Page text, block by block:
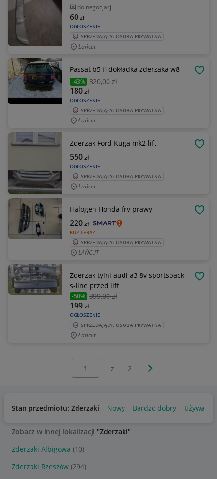
do negocjacji
OGŁOSZENIE
60zł
SPRZEDAJĄCY: OSOBA PRYWATNA
Łańcut
Passat b5 fl dokładka zderzaka w8
-43% 320,00 zł
OGŁOSZENIE
180zł
SPRZEDAJĄCY: OSOBA PRYWATNA
Łańcut
Zderzak Ford Kuga mk2 lift
OGŁOSZENIE
550zł
SPRZEDAJĄCY: OSOBA PRYWATNA
Łańcut
Halogen Honda frv prawy
KUP TERAZ
220zł
SPRZEDAJĄCY: OSOBA PRYWATNA
ŁAŃCUT
Zderzak tylni audi a3 8v sportsback
s-line przed lift
-50% 399,00 zł
OGŁOSZENIE
199zł
SPRZEDAJĄCY: OSOBA PRYWATNA
Łańcut
z 2 Następna strona
Stan przedmiotu: Zderzaki Nowy Bardzo dobry Używany
Zobacz w innej lokalizacji "Zderzaki"
Zderzaki Albigowa (10)
Zderzaki Rzeszów (294)